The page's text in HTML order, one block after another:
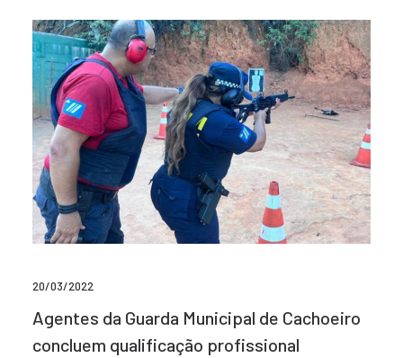
20/03/2022
Agentes da Guarda Municipal de Cachoeiro
concluem qualificação profissional